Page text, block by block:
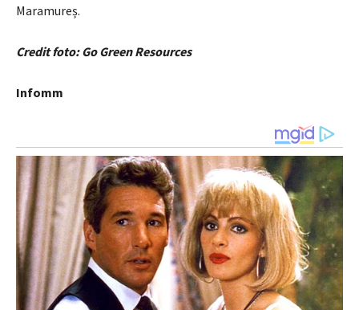
Maramureș.
Credit foto: Go Green Resources
Infomm